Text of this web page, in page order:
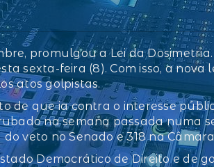
promulgou a Lei da
sexta-feira (8). Com isso, a nova
atos golpistas.
de que ia contra o interesse
na semana passada numa
veto no Senado e 318 na
Democrático de Direito e de